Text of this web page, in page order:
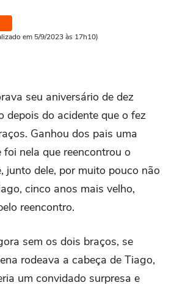
em 5/9/2023 às 17h10)
seu aniversário de dez
depois do acidente que o fez
Ganhou dos pais uma
foi nela que reencontrou o
junto dele, por muito pouco não
cinco anos mais velho,
reencontro.
sem os dois braços, se
rodeava a cabeça de Tiago,
um convidado surpresa e